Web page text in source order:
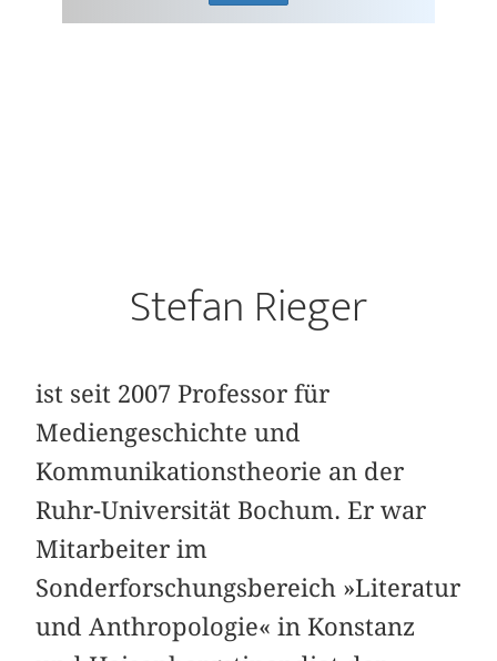
Stefan Rieger
ist seit 2007 Professor für
Mediengeschichte und
Kommunikationstheorie an der
Ruhr-Universität Bochum. Er war
Mitarbeiter im
Sonderforschungsbereich »Literatur
und Anthropologie« in Konstanz